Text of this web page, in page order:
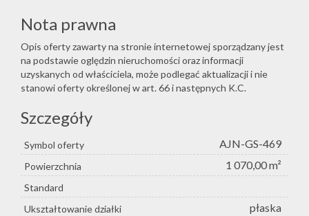
Nota prawna
Opis oferty zawarty na stronie internetowej sporządzany jest
na podstawie oględzin nieruchomości oraz informacji
uzyskanych od właściciela, może podlegać aktualizacji i nie
stanowi oferty określonej w art. 66 i następnych K.C.
Szczegóły
Symbol oferty AJN-GS-469
Powierzchnia 1 070,00 m²
Standard
Ukształtowanie działki
płaska